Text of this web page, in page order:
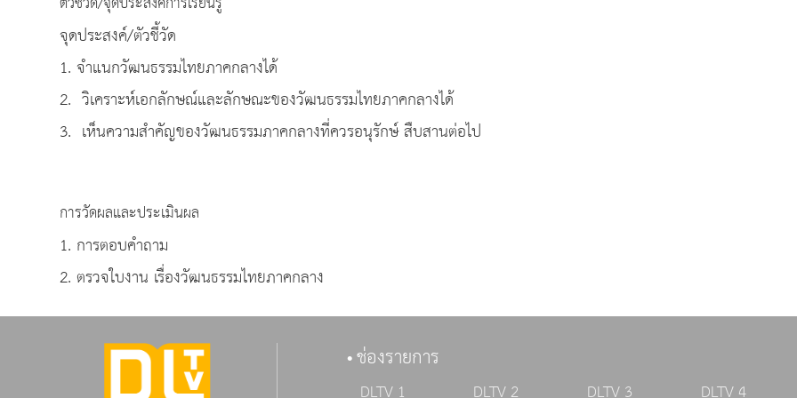
จุดประสงค์/ตัวชี้วัด
1. จำแนกวัฒนธรรมไทยภาคกลางได้
2. วิเคราะห์เอกลักษณ์และลักษณะของวัฒนธรรมไทยภาคกลางได้
3. เห็นความสำคัญของวัฒนธรรมภาคกลางที่ควรอนุรักษ์ สืบสานต่อไป
การวัดผลและประเมินผล
1. การตอบคำถาม
2. ตรวจใบงาน เรื่องวัฒนธรรมไทยภาคกลาง
ช่องรายการ